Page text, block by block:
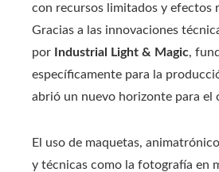
con recursos limitados y efectos
Gracias a las innovaciones
por
Industrial Light & Magic,
específicamente para la
abrió un nuevo horizonte para el
El uso de maquetas,
y técnicas como la fotografía en